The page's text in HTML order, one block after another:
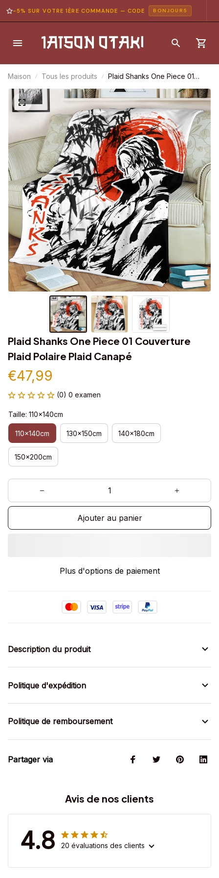
-5% SUR VOTRE 1ÈRE COMMANDE — CODE BONJOUR5
Maison Tous les produits
Plaid Shanks One Piece 01
Couverture Plaid Polaire Plaid
Canapé
Plaid Shanks One Piece 01 Couverture
Plaid Polaire Plaid Canapé
€47,99
(0) 0 examen
Taille: 110x140cm
110x140cm 130x150cm 140x180cm
150x200cm
Ajouter au panier
Plus d'options de paiement
Description du produit
Politique d'expédition
Politique de remboursement
Partager via
Avis de nos clients
4.8 20 évaluations des clients